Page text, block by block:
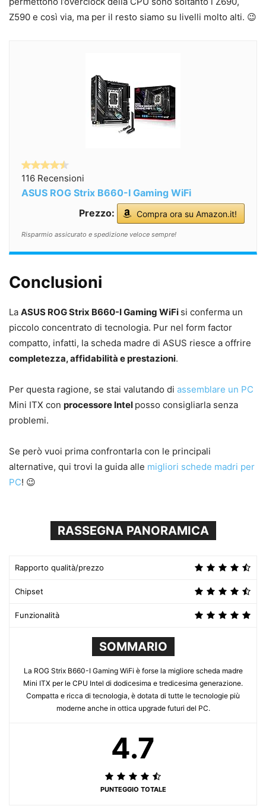
Z590 e così via, ma per il resto siamo su livelli molto alti. 😉
116 Recensioni
ASUS ROG Strix B660-I Gaming WiFi
Prezzo:
Compra ora su Amazon.it!
Risparmio assicurato e spedizione veloce sempre!
Conclusioni
La ASUS ROG Strix B660-I Gaming WiFi si conferma un
piccolo concentrato di tecnologia. Pur nel form factor
compatto, infatti, la scheda madre di ASUS riesce a offrire
completezza, affidabilità e prestazioni.
Per questa ragione, se stai valutando di assemblare un PC
Mini ITX con processore Intel posso consigliarla senza
problemi.
Se però vuoi prima confrontarla con le principali
alternative, qui trovi la guida alle migliori schede madri per
PC! 😉
RASSEGNA PANORAMICA
Rapporto qualità/prezzo
Chipset
Funzionalità
SOMMARIO
La ROG Strix B660-I Gaming WiFi è forse la migliore scheda madre
Mini ITX per le CPU Intel di dodicesima e tredicesima generazione.
Compatta e ricca di tecnologia, è dotata di tutte le tecnologie più
moderne anche in ottica upgrade futuri del PC.
4.7
PUNTEGGIO TOTALE